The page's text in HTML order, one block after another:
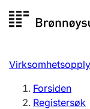
Registersøk
Aksjeselskap
Forsiden
Registersøk